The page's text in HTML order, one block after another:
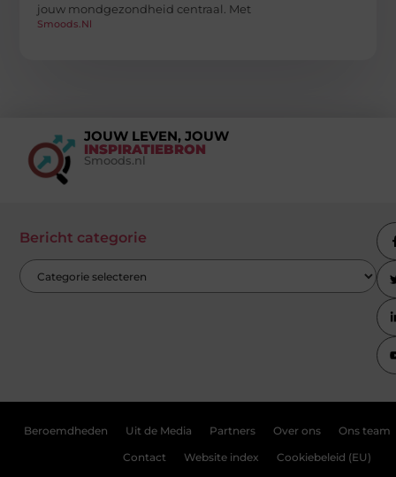
jouw mondgezondheid centraal. Met
Smoods.nl
JOUW LEVEN, JOUW
INSPIRATIEBRON
Smoods.nl
Bericht categorie
Beroemdheden Uit de Media Partners Over ons Ons team
Contact Website index Cookiebeleid (EU)